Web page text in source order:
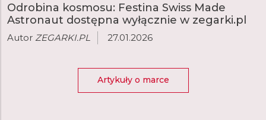
Odrobina kosmosu: Festina Swiss Made
Astronaut dostępna wyłącznie w zegarki.pl
Autor ZEGARKI.PL 27.01.2026
Artykuły o marce